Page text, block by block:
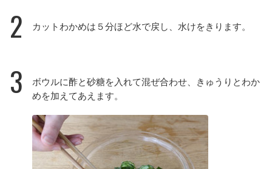
2 カットわかめは５分ほど水で戻し、水けをきります。
3
ボウルに酢と砂糖を入れて混ぜ合わせ、きゅうりとわか
めを加えてあえます。